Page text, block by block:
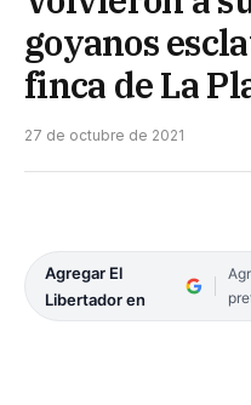
goyanos
finca de La
27 de octubre de 2021
Agregar El
Libertador en